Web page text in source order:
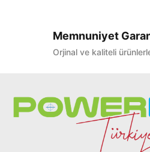
Memnuniyet
Orjinal ve kaliteli